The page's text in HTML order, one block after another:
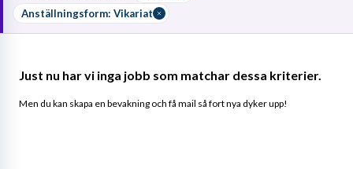
Anställningsform: Vikariat
Just nu har vi inga jobb som matchar dessa kriterier.
Men du kan skapa en bevakning och få mail så fort nya dyker upp!